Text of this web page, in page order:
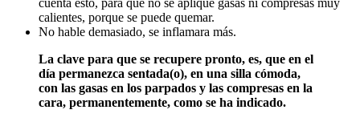
cuenta esto, para que no se aplique gasas ni compresas muy
calientes, porque se puede quemar.
No hable demasiado, se inflamara más.
La clave para que se recupere pronto, es, que en el
día permanezca sentada(o), en una silla cómoda,
con las gasas en los parpados y las compresas en la
cara, permanentemente, como se ha indicado.